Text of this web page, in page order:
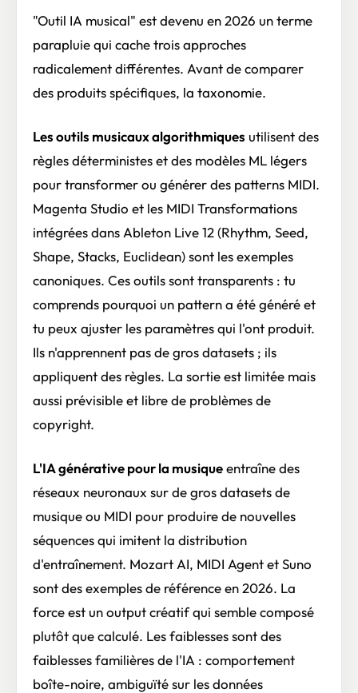
"Outil IA musical" est devenu en 2026 un terme
parapluie qui cache trois approches
radicalement différentes. Avant de comparer
des produits spécifiques, la taxonomie.
Les outils musicaux algorithmiques utilisent des
règles déterministes et des modèles ML légers
pour transformer ou générer des patterns MIDI.
Magenta Studio et les MIDI Transformations
intégrées dans Ableton Live 12 (Rhythm, Seed,
Shape, Stacks, Euclidean) sont les exemples
canoniques. Ces outils sont transparents : tu
comprends pourquoi un pattern a été généré et
tu peux ajuster les paramètres qui l'ont produit.
Ils n'apprennent pas de gros datasets ; ils
appliquent des règles. La sortie est limitée mais
aussi prévisible et libre de problèmes de
copyright.
L'IA générative pour la musiqueentraîne des
réseaux neuronaux sur de gros datasets de
musique ou MIDI pour produire de nouvelles
séquences qui imitent la distribution
d'entraînement. Mozart AI, MIDI Agent et Suno
sont des exemples de référence en 2026. La
force est un output créatif qui semble composé
plutôt que calculé. Les faiblesses sont des
faiblesses familières de l'IA : comportement
boîte-noire, ambiguïté sur les données